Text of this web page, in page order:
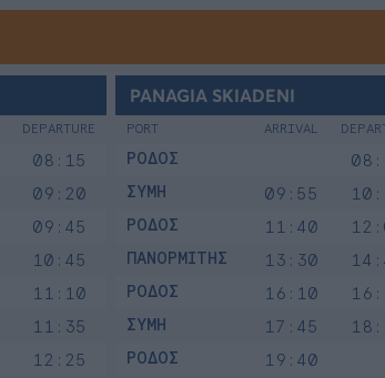
DEPARTURE
08:15
09:20
09:45
10:45
11:10
11:35
12:25
PANAGIA SKIADENI
PORT ARRIVAL
ΡΟΔΟΣ
ΣΥΜΗ
09:55
ΡΟΔΟΣ
11:40
ΠΑΝΟΡΜΙΤΗΣ
13:30
ΡΟΔΟΣ
16:10
ΣΥΜΗ
17:45
ΡΟΔΟΣ
19:40